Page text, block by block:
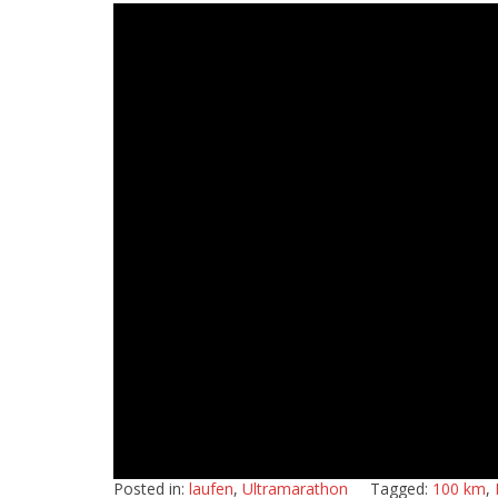
Posted in: laufen, Ultramarathon Tagged: 100 km,